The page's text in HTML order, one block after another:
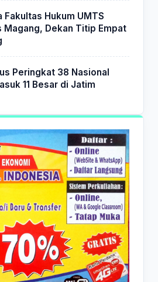
Fakultas Hukum UMTS
Magang, Dekan Titip Empat
Peringkat 38 Nasional
11 Besar di Jatim